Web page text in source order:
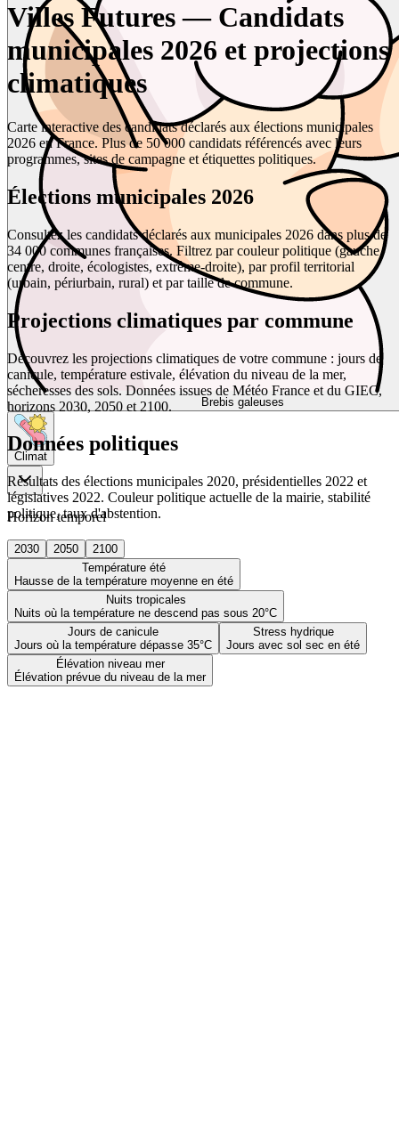
Brebis galeuses
Climat
Horizon temporel
2030 2050
2100
Température été
Hausse de la température moyenne en été
Nuits tropicales
Nuits où la température ne descend pas sous 20°C
Jours de canicule
Jours où la température dépasse 35°C
Stress hydrique
Jours avec sol sec en été
Élévation niveau mer
Élévation prévue du niveau de la mer
Villes Futures — Candidats
municipales 2026 et projections
climatiques
Carte interactive des candidats déclarés aux élections municipales
2026 en France. Plus de 50 000 candidats référencés avec leurs
programmes, sites de campagne et étiquettes politiques.
Élections municipales 2026
Consultez les candidats déclarés aux municipales 2026 dans plus de
34 000 communes françaises. Filtrez par couleur politique (gauche,
centre, droite, écologistes, extrême-droite), par profil territorial
(urbain, périurbain, rural) et par taille de commune.
Projections climatiques par commune
Découvrez les projections climatiques de votre commune : jours de
canicule, température estivale, élévation du niveau de la mer,
sécheresses des sols. Données issues de Météo France et du GIEC,
horizons 2030, 2050 et 2100.
Données politiques
Résultats des élections municipales 2020, présidentielles 2022 et
législatives 2022. Couleur politique actuelle de la mairie, stabilité
politique, taux d'abstention.